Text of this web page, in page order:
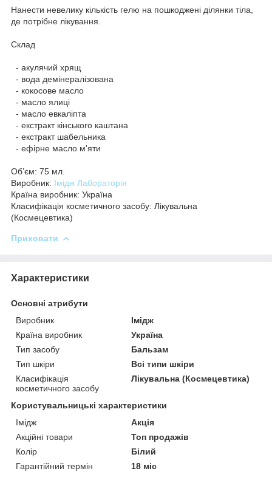
Нанести невелику кількість гелю на пошкоджені ділянки тіла,
де потрібне лікування.
Склад
- акулячий хрящ
- вода демінералізована
- кокосове масло
- масло ялиці
- масло евкаліпта
- екстракт кінського каштана
- екстракт шабельника
- ефірне масло м'яти
Об’єм: 75 мл.
Виробник: Імідж Лабораторія
Країна виробник: Україна
Класифікація косметичного засобу: Лікувальна
(Космецевтика)
Приховати
Характеристики
Основні атрибути
Виробник
Імідж
Країна виробник
Україна
Тип засобу
Бальзам
Тип шкіри
Всі типи шкіри
Класифікація
косметичного засобу
Лікувальна (Космецевтика)
Користувальницькі характеристики
Імідж
Акція
Акційні товари
Топ продажів
Колір
Білий
Гарантійний термін
18 міс